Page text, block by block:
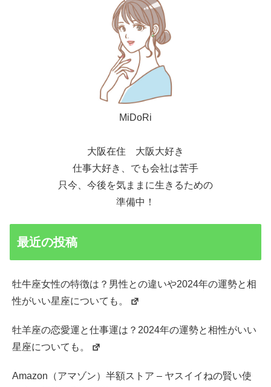
MiDoRi
大阪在住 大阪大好き
仕事大好き、でも会社は苦手
只今、今後を気ままに生きるための
準備中！
最近の投稿
牡牛座女性の特徴は？男性との違いや2024年の運勢と相
性がいい星座についても。
牡羊座の恋愛運と仕事運は？2024年の運勢と相性がいい
星座についても。
Amazon（アマゾン）半額ストア – ヤスイイねの賢い使